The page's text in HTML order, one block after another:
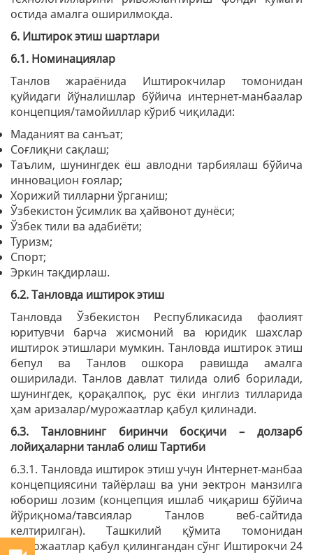
остида амалга оширилмоқда.
6. Иштирок этиш шартлари
6.1. Номинациялар
Танлов жараёнида Иштирокчилар томонидан
қуйидаги йўналишлар бўйича интернет-манбаалар
концепция/тамойиллар кўриб чиқилади:
Маданият ва санъат;
Соғлиқни сақлаш;
Таълим, шунингдек ёш авлодни тарбиялаш бўйича
инновацион ғоялар;
Хорижий тилларни ўрганиш;
Ўзбекистон ўсимлик ва ҳайвонот дунёси;
Ўзбек тили ва адабиёти;
Туризм;
Спорт;
Эркин тақдирлаш.
6.2. Танловда иштирок этиш
Танловда Ўзбекистон Республикасида фаолият
юритувчи барча жисмоний ва юридик шахслар
иштирок этишлари мумкин. Танловда иштирок этиш
бепул ва Танлов ошкора равишда амалга
оширилади. Танлов давлат тилида олиб борилади,
шунингдек, қорақалпоқ, рус ёки инглиз тилларида
ҳам аризалар/мурожаатлар қабул қилинади.
6.3. Танловнинг биринчи босқичи – долзарб
лойиҳаларни танлаб олиш Тартиби
6.3.1. Танловда иштирок этиш учун Интернет-манбаа
концепциясини тайёрлаш ва уни эектрон манзилга
юбориш лозим (концепция ишлаб чиқариш бўйича
йўриқнома/тавсиялар Танлов веб-сайтида
келтирилган). Ташкилий қўмита томонидан
Мурожаатлар қабул қилингандан сўнг Иштирокчи 24